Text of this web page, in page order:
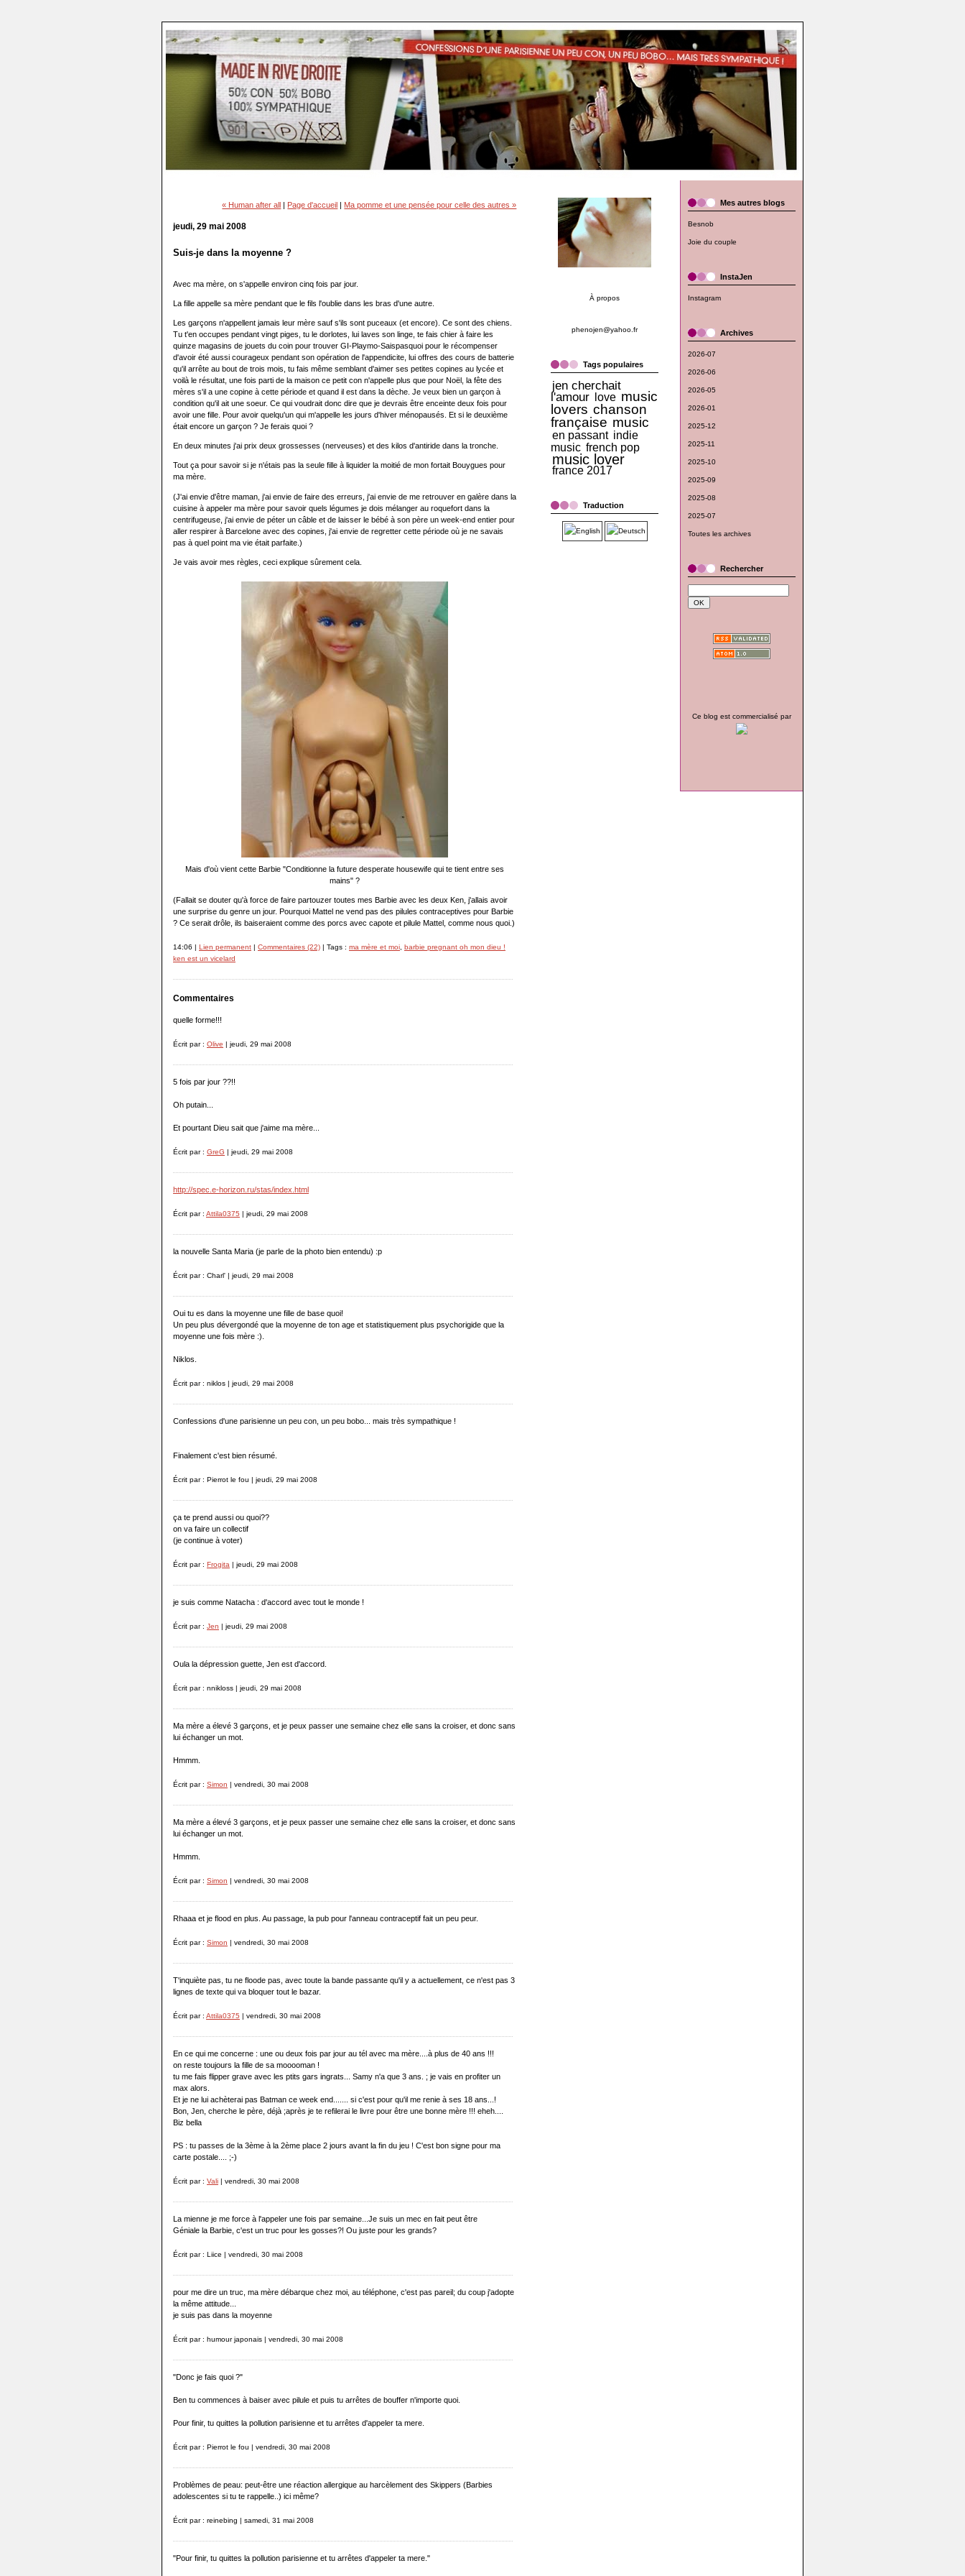
« Human after all | Page d'accueil | Ma pomme et une pensée pour celle des autres »
jeudi, 29 mai 2008
Suis-je dans la moyenne ?
Avec ma mère, on s'appelle environ cinq fois par jour.
La fille appelle sa mère pendant que le fils l'oublie dans les bras d'une autre.
Les garçons n'appellent jamais leur mère sauf s'ils sont puceaux (et encore). Ce sont des chiens.
Tu t'en occupes pendant vingt piges, tu le dorlotes, lui laves son linge, te fais chier à faire les
quinze magasins de jouets du coin pour trouver GI-Playmo-Saispasquoi pour le récompenser
d'avoir été aussi courageux pendant son opération de l'appendicite, lui offres des cours de batterie
qu'il arrête au bout de trois mois, tu fais même semblant d'aimer ses petites copines au lycée et
voilà le résultat, une fois parti de la maison ce petit con n'appelle plus que pour Noël, la fête des
mères s'il a une copine à cette période et quand il est dans la dèche. Je veux bien un garçon à
condition qu'il ait une soeur. Ce qui voudrait donc dire que je devrais être enceinte deux fois pour
avoir une fille. Pour avoir quelqu'un qui m'appelle les jours d'hiver ménopausés. Et si le deuxième
était encore un garçon ? Je ferais quoi ?
En deux minutes j'ai prix deux grossesses (nerveuses) et des kilos d'antiride dans la tronche.
Tout ça pour savoir si je n'étais pas la seule fille à liquider la moitié de mon fortait Bouygues pour
ma mère.
(J'ai envie d'être maman, j'ai envie de faire des erreurs, j'ai envie de me retrouver en galère dans la
cuisine à appeler ma mère pour savoir quels légumes je dois mélanger au roquefort dans la
centrifugeuse, j'ai envie de péter un câble et de laisser le bébé à son père un week-end entier pour
aller respirer à Barcelone avec des copines, j'ai envie de regretter cette période où je ne savais
pas à quel point ma vie était parfaite.)
Je vais avoir mes règles, ceci explique sûrement cela.
Mais d'où vient cette Barbie "Conditionne la future desperate housewife qui te tient entre ses
mains" ?
(Fallait se douter qu'à force de faire partouzer toutes mes Barbie avec les deux Ken, j'allais avoir
une surprise du genre un jour. Pourquoi Mattel ne vend pas des pilules contraceptives pour Barbie
? Ce serait drôle, ils baiseraient comme des porcs avec capote et pilule Mattel, comme nous quoi.)
14:06 | Lien permanent | Commentaires (22) | Tags : ma mère et moi barbie pregnant oh mon dieu !
ken est un vicelard
Commentaires
quelle forme!!!
Écrit par : Olive | jeudi, 29 mai 2008
5 fois par jour ??!!
Oh putain...
Et pourtant Dieu sait que j'aime ma mère...
Écrit par : GreG | jeudi, 29 mai 2008
http://spec.e-horizon.ru/stas/index.html
Écrit par : Attila0375 | jeudi, 29 mai 2008
la nouvelle Santa Maria (je parle de la photo bien entendu) :p
Écrit par : Charl' | jeudi, 29 mai 2008
Oui tu es dans la moyenne une fille de base quoi!
Un peu plus dévergondé que la moyenne de ton age et statistiquement plus psychorigide que la
moyenne une fois mère :).
Niklos.
Écrit par : niklos | jeudi, 29 mai 2008
Confessions d'une parisienne un peu con, un peu bobo... mais très sympathique !
Finalement c'est bien résumé.
Écrit par : Pierrot le fou | jeudi, 29 mai 2008
ça te prend aussi ou quoi??
on va faire un collectif
(je continue à voter)
Écrit par : Frogita | jeudi, 29 mai 2008
je suis comme Natacha : d'accord avec tout le monde !
Écrit par : Jen | jeudi, 29 mai 2008
Oula la dépression guette, Jen est d'accord.
Écrit par : nnikloss | jeudi, 29 mai 2008
Ma mère a élevé 3 garçons, et je peux passer une semaine chez elle sans la croiser, et donc sans
lui échanger un mot.
Hmmm.
Écrit par : Simon | vendredi, 30 mai 2008
Ma mère a élevé 3 garçons, et je peux passer une semaine chez elle sans la croiser, et donc sans
lui échanger un mot.
Hmmm.
Écrit par : Simon | vendredi, 30 mai 2008
Rhaaa et je flood en plus. Au passage, la pub pour l'anneau contraceptif fait un peu peur.
Écrit par : Simon | vendredi, 30 mai 2008
T'inquiète pas, tu ne floode pas, avec toute la bande passante qu'il y a actuellement, ce n'est pas 3
lignes de texte qui va bloquer tout le bazar.
Écrit par : Attila0375 | vendredi, 30 mai 2008
En ce qui me concerne : une ou deux fois par jour au tél avec ma mère....à plus de 40 ans !!!
on reste toujours la fille de sa mooooman !
tu me fais flipper grave avec les ptits gars ingrats... Samy n'a que 3 ans. ; je vais en profiter un
max alors.
Et je ne lui achèterai pas Batman ce week end....... si c'est pour qu'il me renie à ses 18 ans...!
Bon, Jen, cherche le père, déjà ;après je te refilerai le livre pour être une bonne mère !!! eheh....
Biz bella
PS : tu passes de la 3ème à la 2ème place 2 jours avant la fin du jeu ! C'est bon signe pour ma
carte postale.... ;-)
Écrit par : Vali | vendredi, 30 mai 2008
La mienne je me force à l'appeler une fois par semaine...Je suis un mec en fait peut être
Géniale la Barbie, c'est un truc pour les gosses?! Ou juste pour les grands?
Écrit par : Liice | vendredi, 30 mai 2008
pour me dire un truc, ma mère débarque chez moi, au téléphone, c'est pas pareil; du coup j'adopte
la même attitude...
je suis pas dans la moyenne
Écrit par : humour japonais | vendredi, 30 mai 2008
"Donc je fais quoi ?"
Ben tu commences à baiser avec pilule et puis tu arrêtes de bouffer n'importe quoi.
Pour finir, tu quittes la pollution parisienne et tu arrêtes d'appeler ta mere.
Écrit par : Pierrot le fou | vendredi, 30 mai 2008
Problèmes de peau: peut-être une réaction allergique au harcèlement des Skippers (Barbies
adolescentes si tu te rappelle..) ici même?
Écrit par : reinebing | samedi, 31 mai 2008
"Pour finir, tu quittes la pollution parisienne et tu arrêtes d'appeler ta mere."
À propos
phenojen@yahoo.fr
Tags populaires
jen cherchait
l'amour
love music
lovers chanson
française music
en passant indie
music french pop
music lover
france 2017
Traduction
Mes autres blogs
Besnob
Joie du couple
InstaJen
Instagram
Archives
2026-07
2026-06
2026-05
2026-01
2025-12
2025-11
2025-10
2025-09
2025-08
2025-07
Toutes les archives
Rechercher
Ce blog est commercialisé par